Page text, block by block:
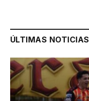
ÚLTIMAS NOTICIAS